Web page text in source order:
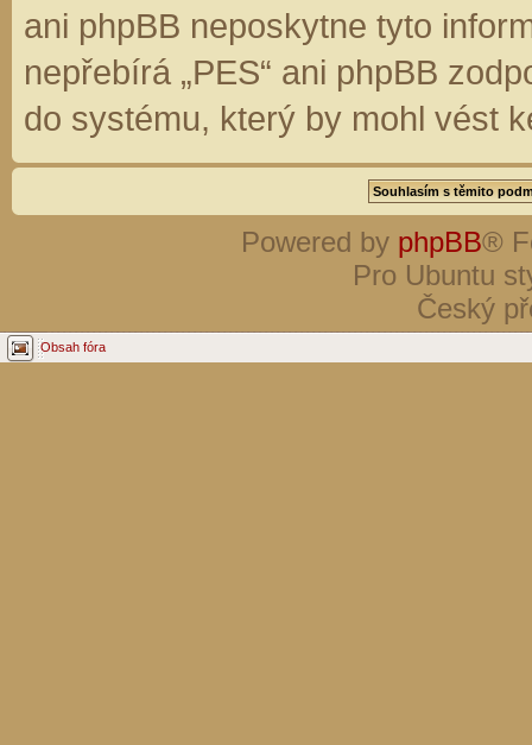
ani phpBB neposkytne tyto
nepřebírá „PES“ ani phpBB
do systému, který by mohl vést
Powered by phpBB®
Pro Ubuntu
Český
Obsah fóra